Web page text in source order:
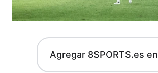
Agregar 8SPORTS.es en